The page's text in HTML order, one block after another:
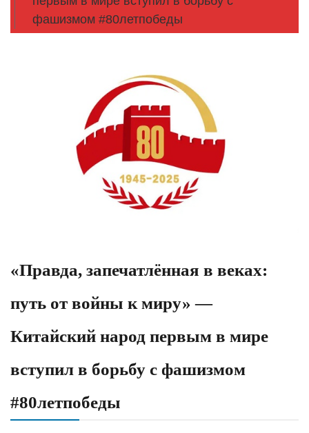
фашизмом #80летпобеды
«Правда, запечатлённая в веках:
путь от войны к миру» —
Китайский народ первым в мире
вступил в борьбу с фашизмом
#80летпобеды